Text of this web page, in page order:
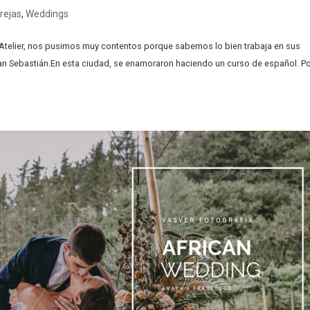
,Weddings
nos pusimos muy contentos porque sabemos lo bien trabaja en sus
Sebastián.En esta ciudad, se enamoraron haciendo un curso de español.